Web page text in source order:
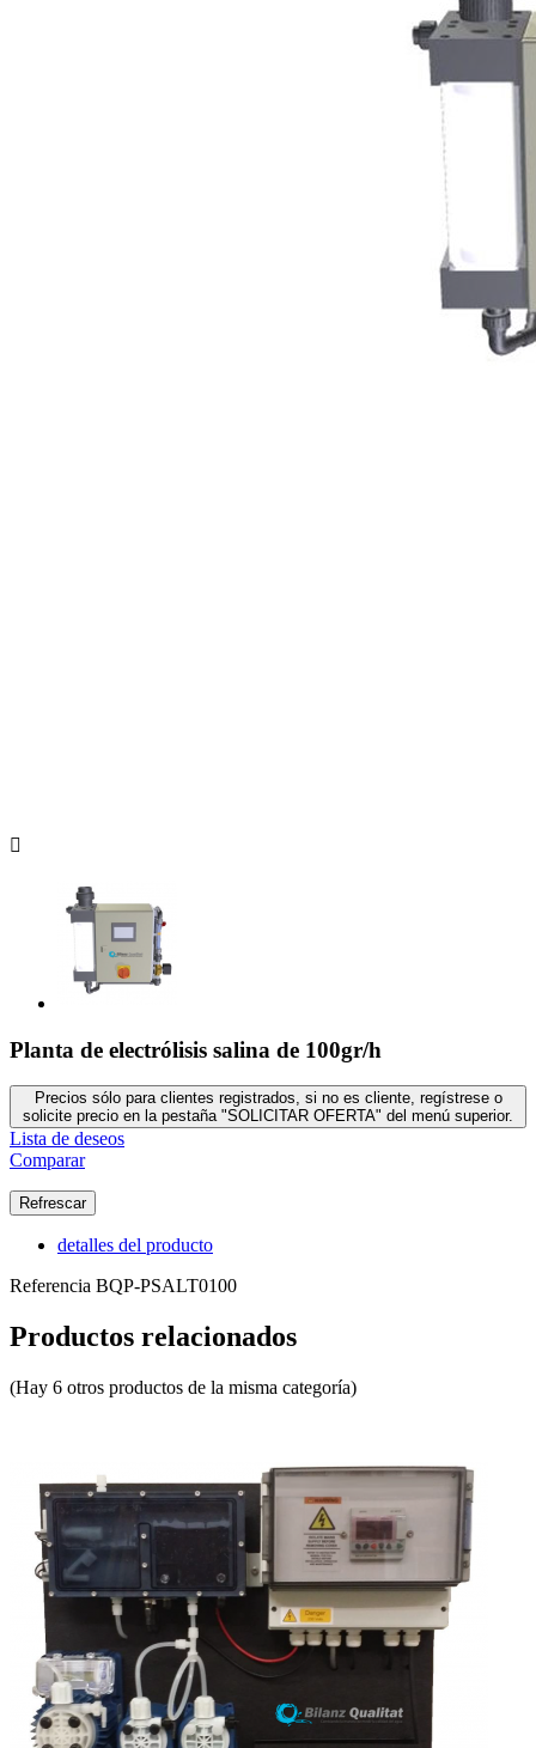

Planta de electrólisis salina de 100gr/h
Precios sólo para clientes registrados, si no es cliente, regístrese o
solicite precio en la pestaña "SOLICITAR OFERTA" del menú superior.
Lista de deseos
Comparar
detalles del producto
Referencia BQP-PSALT0100
Productos relacionados
(Hay 6 otros productos de la misma categoría)